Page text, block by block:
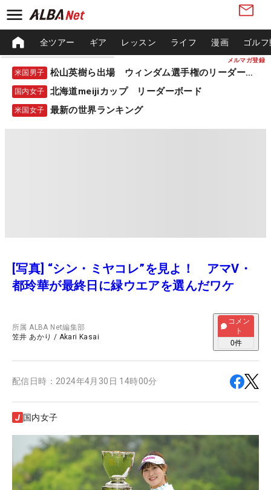
メルマガ登録
全ツアー ギア レッスン ライフ 漫画 ゴル
米国男子 松山英樹ら出場 ウィンダム選手権のリーダーボード
国内女子 北海道meijiカップ リーダーボード
米国女子 最新の世界ランキング
[写真] “シン・ミヤコレ”を見よ！ アマV・
都玲華が最終日に緑ウエアを選んだワケ
所属ALBA Net編集部
笠井 あかり / Akari Kasai
コメン
ト
0件
配信日時： 2024年4月30日 14時00分
国内女子